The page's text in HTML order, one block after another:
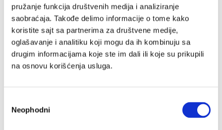
pružanje funkcija društvenih medija i analiziranje
saobraćaja. Takođe delimo informacije o tome kako
koristite sajt sa partnerima za društvene medije,
oglašavanje i analitiku koji mogu da ih kombinuju sa
drugim informacijama koje ste im dali ili koje su prikupili
na osnovu korišćenja usluga.
сагласности
Neophodni
Lozinka